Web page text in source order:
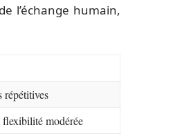
l’échange humain,
répétitives
flexibilité modérée